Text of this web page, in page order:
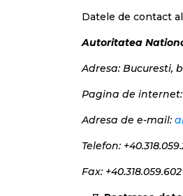
Datele de contact
Autoritatea
Adresa: Bucuresti,
Pagina de internet:
Adresa de e-mail:
Telefon:
Fax: +40.318.059.602